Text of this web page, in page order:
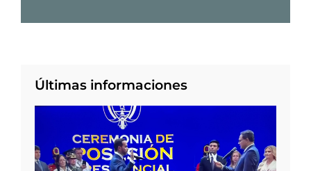
Últimas informaciones